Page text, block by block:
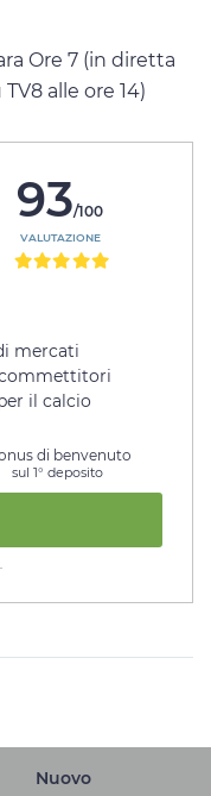
Ore 7 (in diretta
alle ore 14)
93/100
VALUTAZIONE
mercati
il calcio
di benvenuto
sul 1° deposito
Nuovo